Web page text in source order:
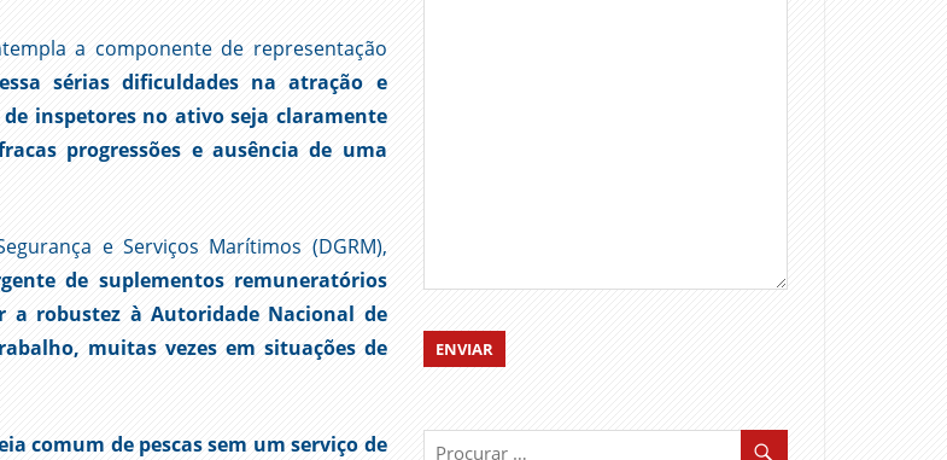
a componente de representação
sérias dificuldades na atração e
inspetores no ativo seja claramente
progressões e ausência de uma
e Serviços Marítimos (DGRM),
de suplementos remuneratórios
a robustez à Autoridade Nacional de
muitas vezes em situações de
comum de pescas sem um serviço de